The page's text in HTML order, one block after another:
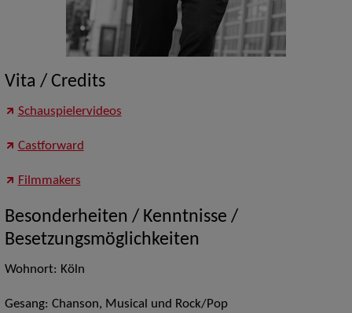
Vita / Credits
Schauspielervideos
Castforward
Filmmakers
Besonderheiten / Kenntnisse /
Besetzungsmöglichkeiten
Wohnort: Köln
Gesang: Chanson, Musical und Rock/Pop